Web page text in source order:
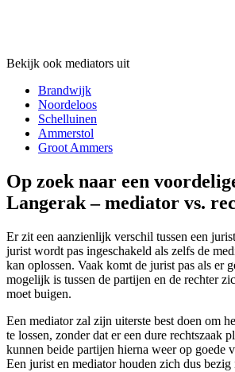
Bekijk ook mediators uit
Brandwijk
Noordeloos
Schelluinen
Ammerstol
Groot Ammers
Op zoek naar een
Langerak – mediator vs.
Er zit een aanzienlijk verschil tussen een
jurist wordt pas ingeschakeld als zelfs de
kan oplossen. Vaak komt de jurist pas als er
mogelijk is tussen de partijen en de rechter
moet buigen.
Een mediator zal zijn uiterste best doen om
te lossen, zonder dat er een dure rechtszaak
kunnen beide partijen hierna weer op goede
Een jurist en mediator houden zich dus bezig